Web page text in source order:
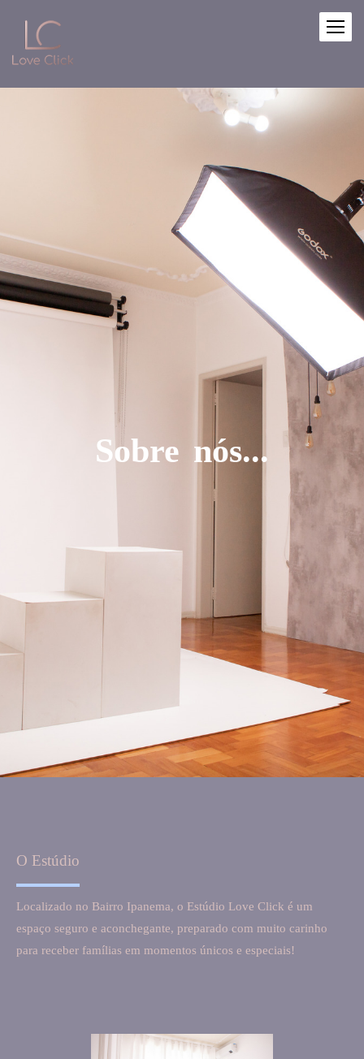
Sobre nós...
O Estúdio
Localizado no Bairro Ipanema, o Estúdio Love Click é um
espaço seguro e aconchegante, preparado com muito carinho
para receber famílias em momentos únicos e especiais!